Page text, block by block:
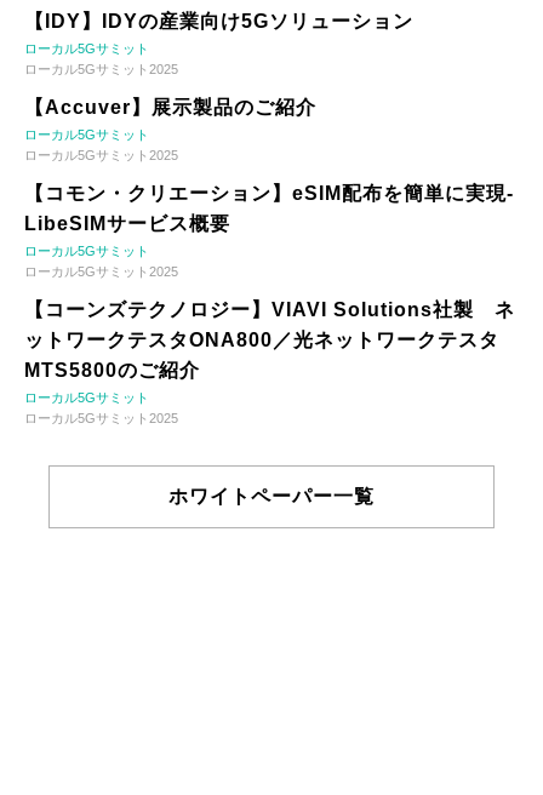
【IDY】IDYの産業向け5Gソリューション
ローカル5Gサミット
ローカル5Gサミット2025
【Accuver】展示製品のご紹介
ローカル5Gサミット
ローカル5Gサミット2025
【コモン・クリエーション】eSIM配布を簡単に実現-
LibeSIMサービス概要
ローカル5Gサミット
ローカル5Gサミット2025
【コーンズテクノロジー】VIAVI Solutions社製 ネ
ットワークテスタONA800／光ネットワークテスタ
MTS5800のご紹介
ローカル5Gサミット
ローカル5Gサミット2025
ホワイトペーパー一覧